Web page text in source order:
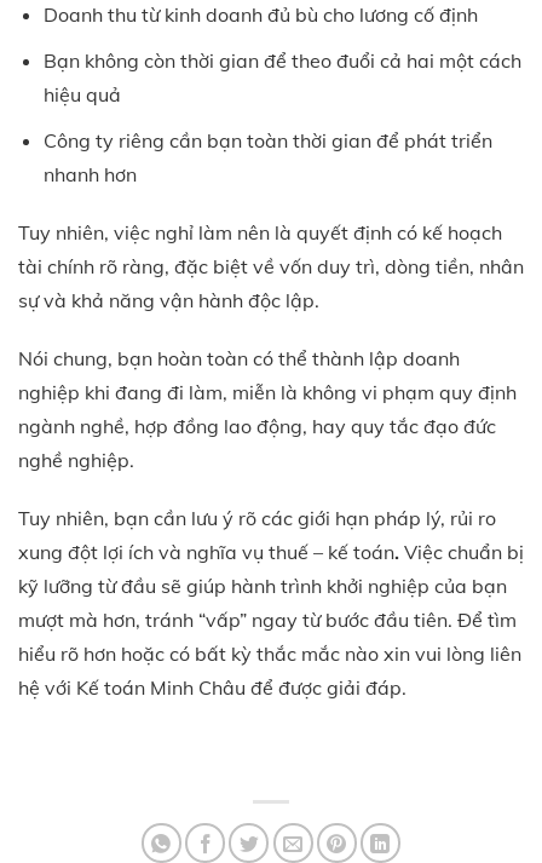
Doanh thu từ kinh doanh đủ bù cho lương cố định
Bạn không còn thời gian để theo đuổi cả hai một cách
hiệu quả
Công ty riêng cần bạn toàn thời gian để phát triển
nhanh hơn
Tuy nhiên, việc nghỉ làm nên là quyết định có kế hoạch
tài chính rõ ràng, đặc biệt về vốn duy trì, dòng tiền, nhân
sự và khả năng vận hành độc lập.
Nói chung, bạn hoàn toàn có thể thành lập doanh
nghiệp khi đang đi làm, miễn là không vi phạm quy định
ngành nghề, hợp đồng lao động, hay quy tắc đạo đức
nghề nghiệp.
Tuy nhiên, bạn cần lưu ý rõ các giới hạn pháp lý, rủi ro
xung đột lợi ích và nghĩa vụ thuế – kế toán. Việc chuẩn bị
kỹ lưỡng từ đầu sẽ giúp hành trình khởi nghiệp của bạn
mượt mà hơn, tránh “vấp” ngay từ bước đầu tiên. Để tìm
hiểu rõ hơn hoặc có bất kỳ thắc mắc nào xin vui lòng liên
hệ với Kế toán Minh Châu để được giải đáp.